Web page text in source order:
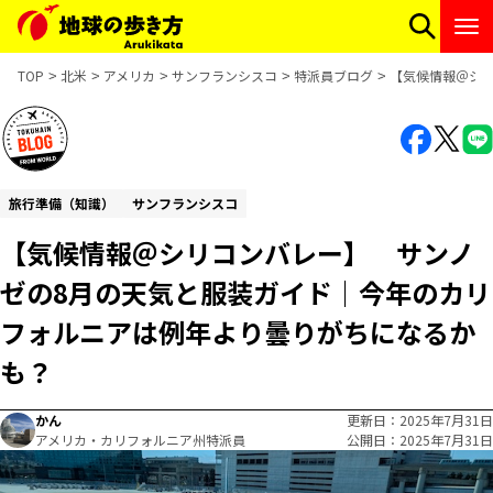
TOP 北米 アメリカ サンフランシスコ 特派員ブログ 【気候情報＠
旅行準備（知識） サンフランシスコ
【気候情報＠シリコンバレー】 サンノ
ゼの8月の天気と服装ガイド｜今年のカリ
フォルニアは例年より曇りがちになるか
も？
かん
アメリカ・カリフォルニア州特派員
更新日
2025年7月31日
公開日
2025年7月31日